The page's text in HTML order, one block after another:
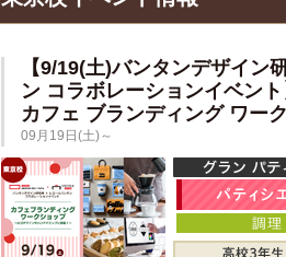
【9/19(土)バンタンデザイン
ン コラボレーションイベン
カフェ ブランディング ワー
09月19日(土)～